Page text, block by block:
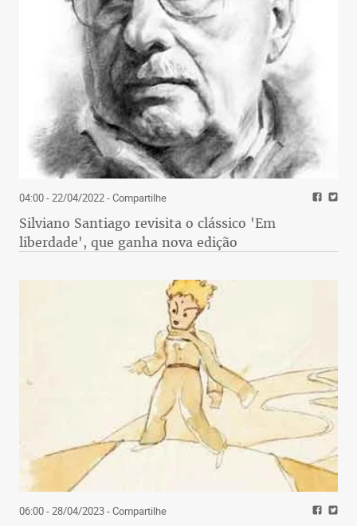
04:00 - 22/04/2022- Compartilhe
Silviano Santiago revisita o clássico 'Em
liberdade', que ganha nova edição
06:00 - 28/04/2023- Compartilhe